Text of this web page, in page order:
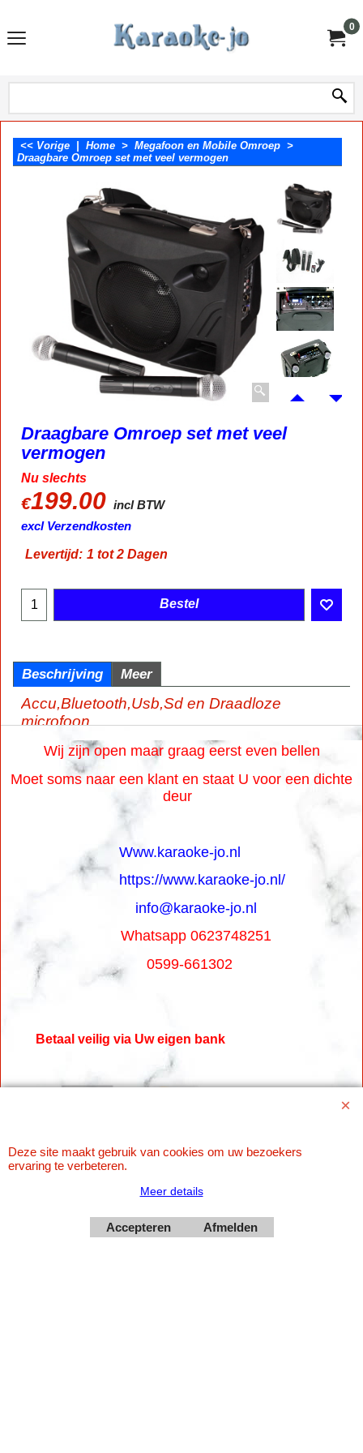
0
<< Vorige Home > Megafoon en Mobile Omroep >
Draagbare Omroep set met veel vermogen
Draagbare Omroep set met veel
vermogen
Nu slechts
€199.00 incl BTW
excl Verzendkosten
Levertijd: 1 tot 2 Dagen
Bestel
Beschrijving Meer
Accu,Bluetooth,Usb,Sd en Draadloze
microfoon
Wij zijn open maar graag eerst even bellen
Moet soms naar een klant en staat U voor een dichte
Www.karaoke-jo.nl
https://www.karaoke-jo.nl/
info@karaoke-jo.nl
Whatsapp 0623748251
Betaal veilig via Uw eigen bank
Deze site maakt gebruik van cookies om uw bezoekers
ervaring te verbeteren.
Meer details
Accepteren Afmelden